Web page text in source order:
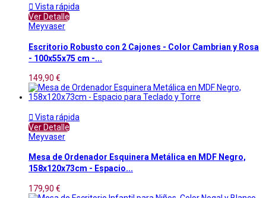
 Vista rápida
Ver Detalle
Meyvaser
Escritorio Robusto con 2 Cajones - Color Cambrian y Rosa
- 100x55x75 cm -...
149,90 €
 Vista rápida
Ver Detalle
Meyvaser
Mesa de Ordenador Esquinera Metálica en MDF Negro,
158x120x73cm - Espacio...
179,90 €